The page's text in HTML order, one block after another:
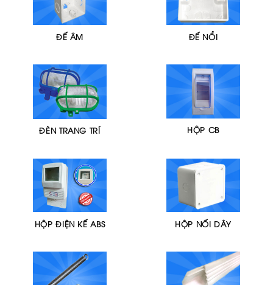
ĐẾ ÂM ĐẾ NỔI
ĐÈN TRANG TRÍ HỘP CB
HỘP ĐIỆN KẾ ABS HỘP NỐI DÂY